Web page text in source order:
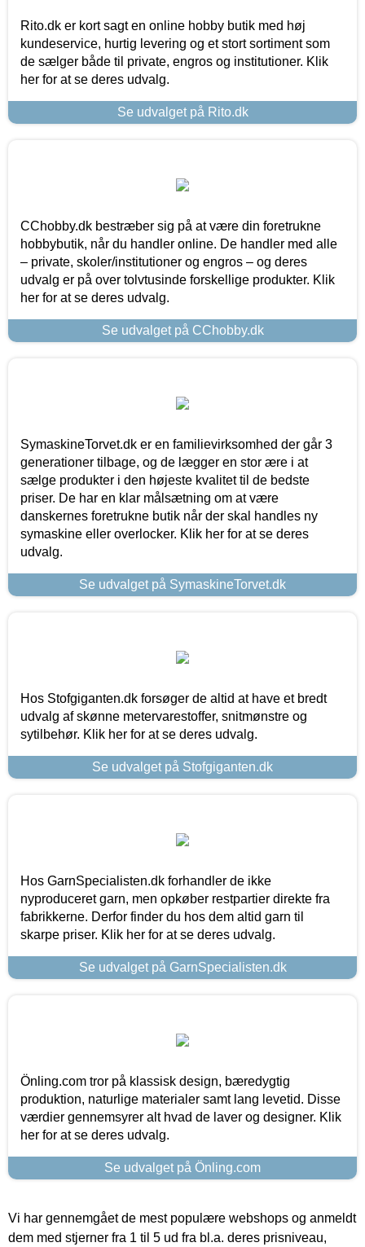
Rito.dk er kort sagt en online hobby butik med høj
kundeservice, hurtig levering og et stort sortiment som
de sælger både til private, engros og institutioner. Klik
her for at se deres udvalg.
Se udvalget på Rito.dk
CChobby.dk bestræber sig på at være din foretrukne
hobbybutik, når du handler online. De handler med alle
– private, skoler/institutioner og engros – og deres
udvalg er på over tolvtusinde forskellige produkter. Klik
her for at se deres udvalg.
Se udvalget på CChobby.dk
SymaskineTorvet.dk er en familievirksomhed der går 3
generationer tilbage, og de lægger en stor ære i at
sælge produkter i den højeste kvalitet til de bedste
priser. De har en klar målsætning om at være
danskernes foretrukne butik når der skal handles ny
symaskine eller overlocker. Klik her for at se deres
udvalg.
Se udvalget på SymaskineTorvet.dk
Hos Stofgiganten.dk forsøger de altid at have et bredt
udvalg af skønne metervarestoffer, snitmønstre og
sytilbehør. Klik her for at se deres udvalg.
Se udvalget på Stofgiganten.dk
Hos GarnSpecialisten.dk forhandler de ikke
nyproduceret garn, men opkøber restpartier direkte fra
fabrikkerne. Derfor finder du hos dem altid garn til
skarpe priser. Klik her for at se deres udvalg.
Se udvalget på GarnSpecialisten.dk
Önling.com tror på klassisk design, bæredygtig
produktion, naturlige materialer samt lang levetid. Disse
værdier gennemsyrer alt hvad de laver og designer. Klik
her for at se deres udvalg.
Se udvalget på Önling.com
Vi har gennemgået de mest populære webshops og anmeldt
dem med stjerner fra 1 til 5 ud fra bl.a. deres prisniveau,